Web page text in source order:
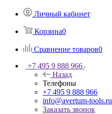
Личный кабинет
Корзина0
Сравнение товаров0
+7 495 9 888 966
Назад
Телефоны
+7 495 9 888 966
info@avertum-tools.ru
Заказать звонок